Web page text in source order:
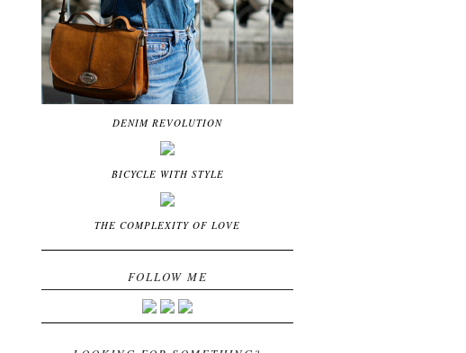
DENIM REVOLUTION
BICYCLE WITH STYLE
THE COMPLEXITY OF LOVE
FOLLOW ME